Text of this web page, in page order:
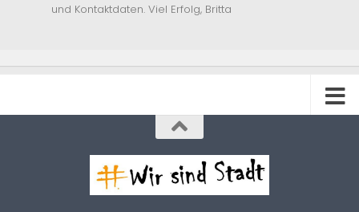
und Kontaktdaten. Viel Erfolg, Britta